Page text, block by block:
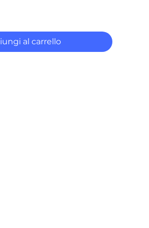
al carrello